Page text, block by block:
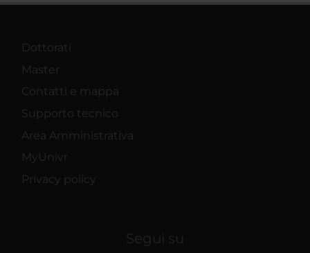
Dottorati
Master
Contatti e mappa
Supporto tecnico
Area Amministrativa
MyUnivr
Privacy policy
Segui su